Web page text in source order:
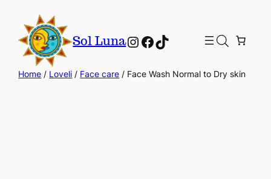
Sol LunaInstagram
Facebook
TikTok
Home / Loveli / Face care / Face Wash Normal to Dry skin